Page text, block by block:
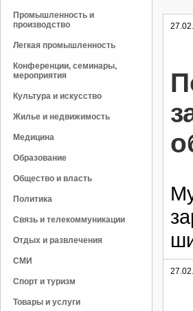
Промышленность и
производство
Легкая промышленность
Конференции, семинары,
мероприятия
Культура и искусство
Жилье и недвижимость
Медицина
Образование
Общество и власть
Политика
Связь и телекоммуникации
Отдых и развлечения
СМИ
Спорт и туризм
Товары и услуги